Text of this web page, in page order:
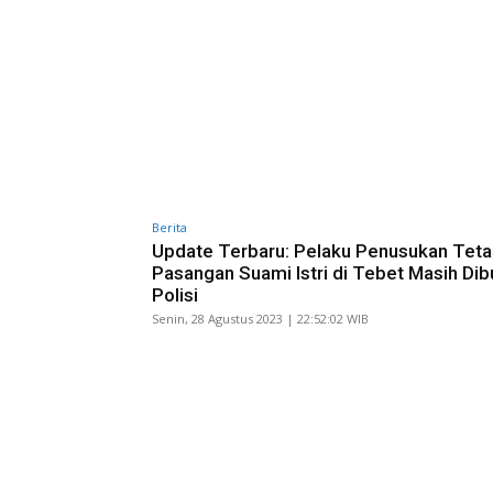
Berita
Update Terbaru: Pelaku Penusukan
Pasangan Suami Istri di Tebet Masih
Polisi
Senin, 28 Agustus 2023 | 22:52:02 WIB